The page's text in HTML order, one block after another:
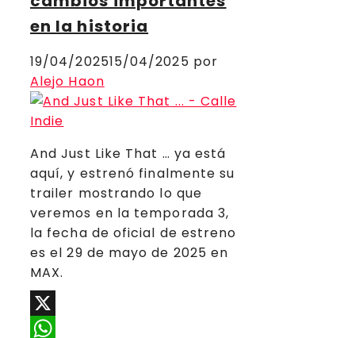
en la historia
19/04/202515/04/2025 por
Alejo Haon
And Just Like That … ya está
aquí, y estrenó finalmente su
trailer mostrando lo que
veremos en la temporada 3,
la fecha de oficial de estreno
es el 29 de mayo de 2025 en
MAX.
X